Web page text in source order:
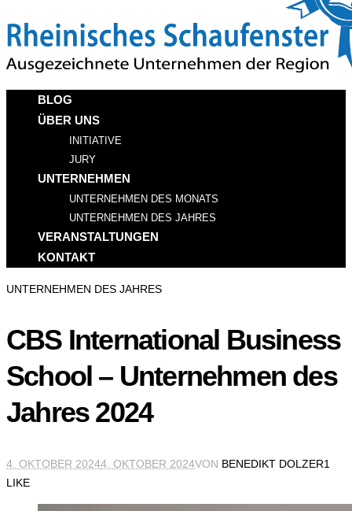
BLOG
ÜBER UNS
INITIATIVE
JURY
UNTERNEHMEN
UNTERNEHMEN DES MONATS
UNTERNEHMEN DES JAHRES
VERANSTALTUNGEN
KONTAKT
UNTERNEHMEN DES JAHRES
CBS International Business
School – Unternehmen des
Jahres 2024
4. OKTOBER 20244. OKTOBER 2024VON BENEDIKT DOLZER1
LIKE